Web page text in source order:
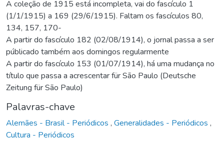
A coleção de 1915 está incompleta, vai do fascículo 1
(1/1/1915) a 169 (29/6/1915). Faltam os fascículos 80,
134, 157, 170-
A partir do fascículo 182 (02/08/1914), o jornal passa a ser
públicado também aos domingos regularmente
A partir do fascículo 153 (01/07/1914), há uma mudança no
título que passa a acrescentar für São Paulo (Deutsche
Zeitung für São Paulo)
Palavras-chave
Alemães - Brasil - Periódicos , Generalidades - Periódicos ,
Cultura - Periódicos